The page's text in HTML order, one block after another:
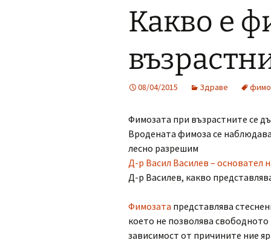
Какво е
08/04/2015 Здраве
Фимозата при възрастните се
Вродената фимоза се
лесно разрешим
Д-р Васил Василев – основател
Д-р Василев, какво
Фимозата представлява
което не позволява
зависимост от причините ние